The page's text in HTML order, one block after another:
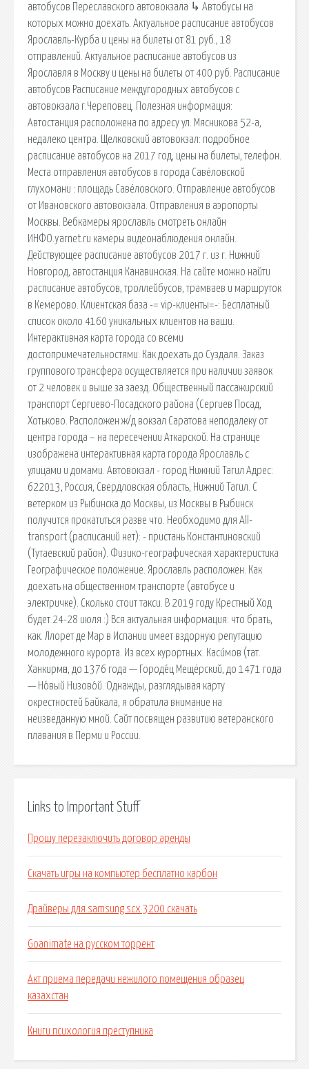
автобусов Переславского автовокзала ↳ Автобусы на
которых можно доехать. Актуальное расписание автобусов
Ярославль-Курба и цены на билеты от 81 руб., 18
отправлений. Актуальное расписание автобусов из
Ярославля в Москву и цены на билеты от 400 руб. Расписание
автобусов Расписание междугородных автобусов с
автовокзала г.Череповец. Полезная информация:
Автостанция расположена по адресу ул. Мясникова 52-а,
недалеко центра. Щелковский автовокзал: подробное
расписание автобусов на 2017 год, цены на билеты, телефон.
Места отправления автобусов в города Савёловской
глухомани : площадь Савёловского. Отправление автобусов
от Ивановского автовокзала. Отправления в аэропорты
Москвы. Вебкамеры ярославль смотреть онлайн
ИНФО.yarnet.ru камеры видеонаблюдения онлайн.
Действующее расписание автобусов 2017 г. из г. Нижний
Новгород, автостанция Канавинская. На сайте можно найти
расписание автобусов, троллейбусов, трамваев и маршруток
в Кемерово. Клиентская база -= vip-клиенты=-: Бесплатный
список около 4160 уникальных клиентов на ваши.
Интерактивная карта города со всеми
достопримечательностями: Как доехать до Суздаля. Заказ
группового трансфера осуществляется при наличии заявок
от 2 человек и выше за заезд. Общественный пассажирский
транспорт Сергиево-Посадского района (Сергиев Посад,
Хотьково. Расположен ж/д вокзал Саратова неподалеку от
центра города – на пересечении Аткарской. На странице
изображена интерактивная карта города Ярославль с
улицами и домами. Автовокзал - город Нижний Тагил Адрес:
622013, Россия, Свердловская область, Нижний Тагил. С
ветерком из Рыбинска до Москвы, из Москвы в Рыбинск
получится прокатиться разве что. Необходимо для All-
transport (расписаний нет): - пристань Константиновский
(Тутаевский район). Физико-географическая характеристика
Географическое положение. Ярославль расположен. Как
доехать на общественном транспорте (автобусе и
электричке). Сколько стоит такси. В 2019 году Крестный Ход
будет 24-28 июля :) Вся актуальная информация: что брать,
как. Ллорет де Мар в Испании имеет вздорную репутацию
молодежного курорта. Из всех курортных. Каси́мов (тат.
Ханкирмән, до 1376 года — Городе́ц Мещёрский, до 1471 года
— Но́вый Низово́й. Однажды, разглядывая карту
окрестностей Байкала, я обратила внимание на
неизведанную мной. Сайт посвящен развитию ветеранского
плавания в Перми и России.
Links to Important Stuff
Прошу перезаключить договор аренды
Скачать игры на компьютер бесплатно карбон
Драйверы для samsung scx 3200 скачать
Goanimate на русском торрент
Акт приема передачи нежилого помещения образец
казахстан
Книги психология преступника